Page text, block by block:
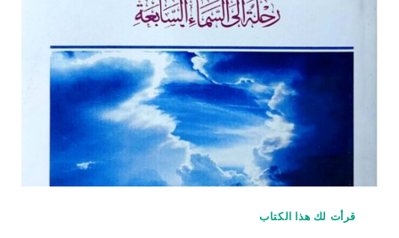
قرأت لك هذا الكتاب